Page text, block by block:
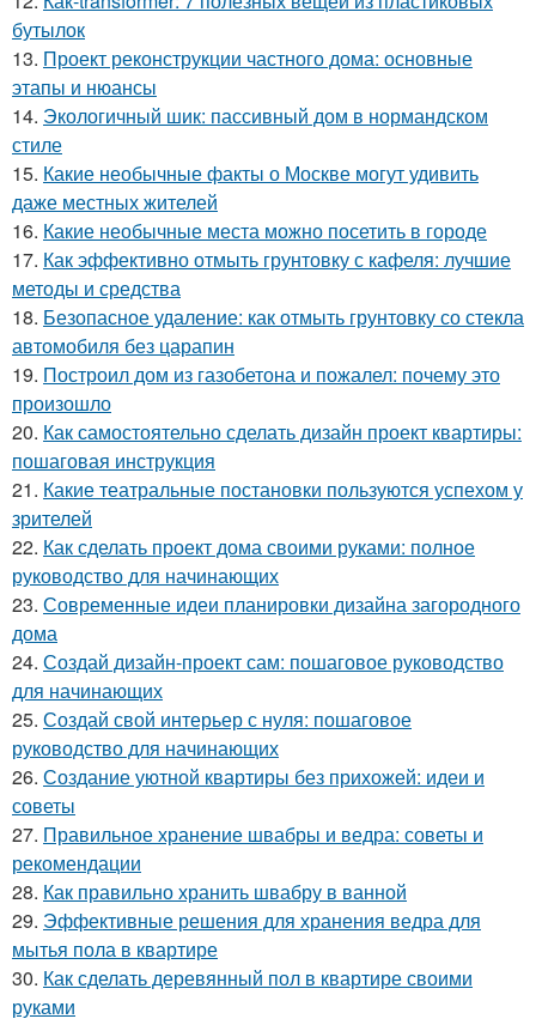
бутылок
13. Проект реконструкции частного дома: основные
этапы и нюансы
14. Экологичный шик: пассивный дом в нормандском
стиле
15. Какие необычные факты о Москве могут удивить
даже местных жителей
16. Какие необычные места можно посетить в городе
17. Как эффективно отмыть грунтовку с кафеля: лучшие
методы и средства
18. Безопасное удаление: как отмыть грунтовку со стекла
автомобиля без царапин
19. Построил дом из газобетона и пожалел: почему это
произошло
20. Как самостоятельно сделать дизайн проект квартиры:
пошаговая инструкция
21. Какие театральные постановки пользуются успехом у
зрителей
22. Как сделать проект дома своими руками: полное
руководство для начинающих
23. Современные идеи планировки дизайна загородного
дома
24. Создай дизайн-проект сам: пошаговое руководство
для начинающих
25. Создай свой интерьер с нуля: пошаговое
руководство для начинающих
26. Создание уютной квартиры без прихожей: идеи и
советы
27. Правильное хранение швабры и ведра: советы и
рекомендации
28. Как правильно хранить швабру в ванной
29. Эффективные решения для хранения ведра для
мытья пола в квартире
30. Как сделать деревянный пол в квартире своими
руками